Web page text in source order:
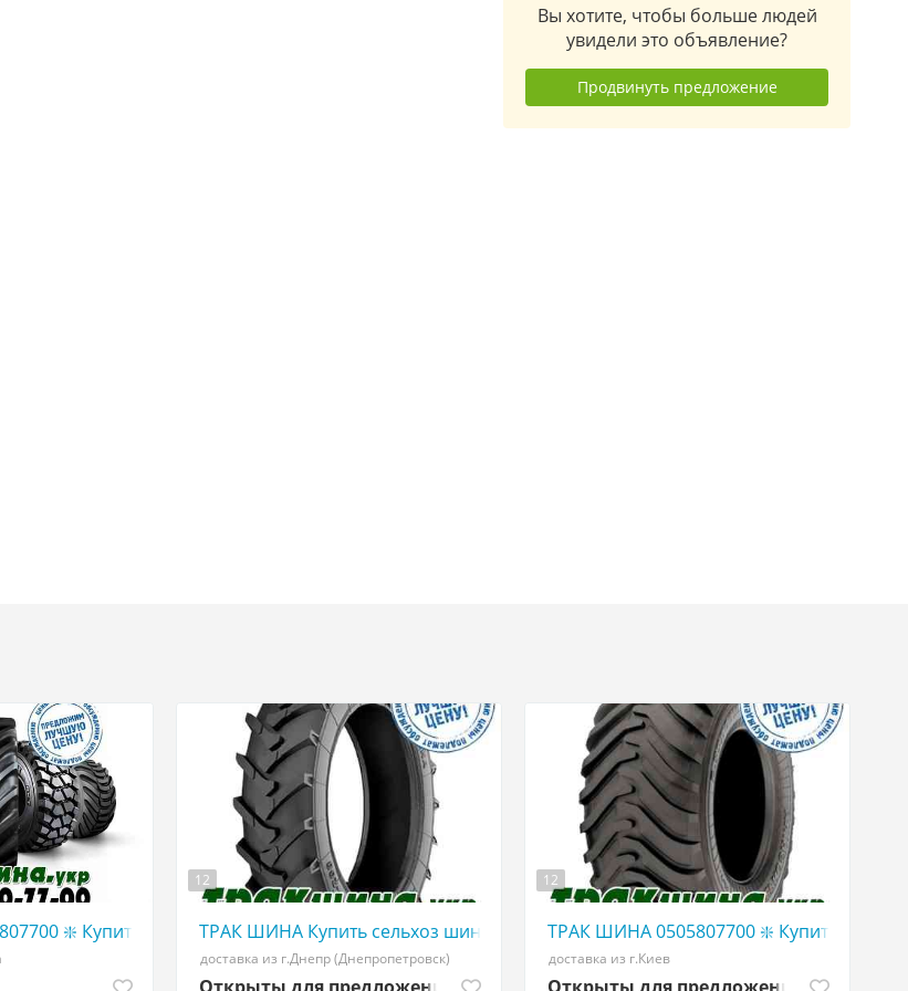
Вы хотите, чтобы больше людей
увидели это объявление?
Продвинуть предложение
УКР|КУПИТЬ грузовые ШИНЫ АГРО шины СЕЛЬХОЗ ШИНЫ
❇️ Купить грузовые шины в Украине WWW ТРАКШИНА.УКР Грузовая резина 455/40 r22,5
12
ТРАК ШИНА Купить сельхоз шины в Украине | WWW ТРАКШИНА.УКР | Сельхоз
доставка из г.Днепр (Днепропетровск)
12
ТРАК ШИНА 0505807700 ❇️ Купить
доставка из г.Киев